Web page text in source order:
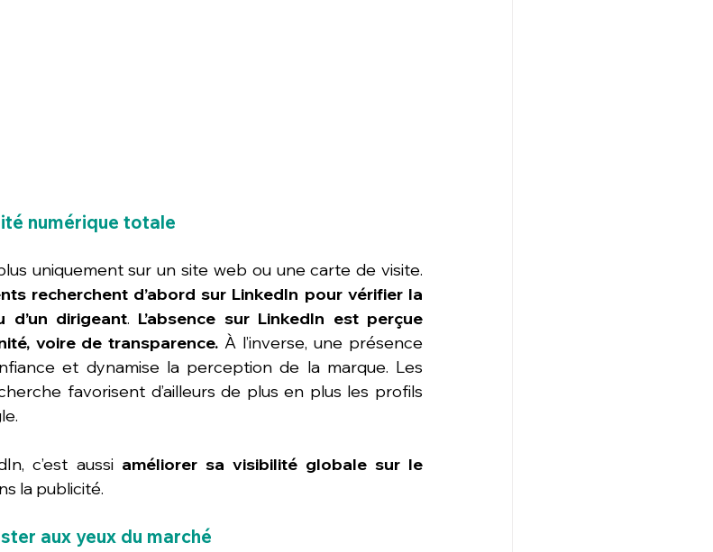
numérique totale
recherchent d’abord sur LinkedIn pour vérifier la
d’un dirigeant. L’absence sur LinkedIn est perçue
voire de transparence. À l’inverse, une présence
et dynamise la perception de la marque. Les
favorisent d’ailleurs de plus en plus les profils
c’est aussi améliorer sa visibilité globale sur le
la publicité.
aux yeux du marché